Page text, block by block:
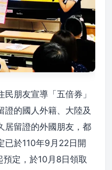
朋友宣導「五倍券」
證的國人外籍、大陸及
居留證的外國朋友，都
已於110年9月22日開
定，於10月8日領取